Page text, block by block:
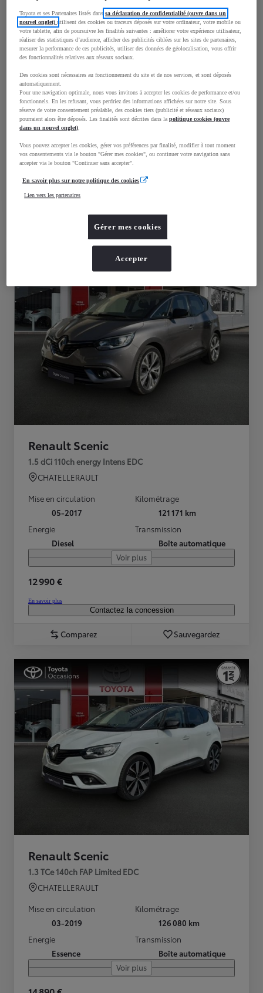
Renault Scenic
Mise en circulation
08-2018
Kilométrage
89 272 km
Energie
Essence
Transmission
Voir plus
13 790 €
Comparez
Renault Scenic
1.5 dCi 110ch energy Intens EDC
CHATELLERAULT
Mise en circulation
05-2017
Kilométrage
121 171 km
Energie
Diesel
Transmission
Boîte automatique
Voir plus
12 990 €
En savoir plus
Contactez la concession
Comparez Sauvegardez
Renault Scenic
1.3 TCe 140ch FAP Limited EDC
CHATELLERAULT
Mise en circulation
03-2019
Kilométrage
126 080 km
Energie
Essence
Transmission
Boîte automatique
Voir plus
Toyota et ses Partenaires listés danssa déclaration de confidentialité (ouvre dans un
nouvel onglet)utilisent des cookies ou traceurs déposés sur votre ordinateur, votre mobile ou
votre tablette, afin de poursuivre les finalités suivantes : améliorer votre expérience utilisateur,
réaliser des statistiques d’audience, afficher des publicités ciblées sur les sites de partenaires,
mesurer la performance de ces publicités, utiliser des données de géolocalisation, vous offrir
des fonctionnalités relatives aux réseaux sociaux.
Des cookies sont nécessaires au fonctionnement du site et de nos services, et sont déposés
automatiquement.
Pour une navigation optimale, nous vous invitons à accepter les cookies de performance et/ou
fonctionnels. En les refusant, vous perdriez des informations affichées sur notre site. Sous
réserve de votre consentement préalable, des cookies tiers (publicité et réseaux sociaux)
pourraient alors être déposés. Les finalités sont décrites dans lapolitique cookies (ouvre
dans un nouvel onglet)
Vous pouvez accepter les cookies, gérer vos préférences par finalité, modifier à tout moment
vos consentements via le bouton "Gérer mes cookies", ou continuer votre navigation sans
accepter via le bouton "Continuer sans accepter".
En savoir plus sur notre politique des cookies
Lien vers les partenaires
Gérer mes cookies
Accepter